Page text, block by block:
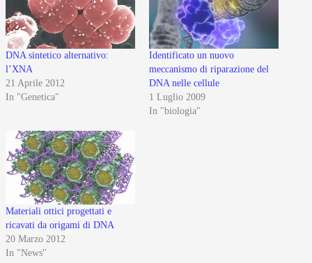
DNA sintetico alternativo:
l’XNA
21 Aprile 2012
In "Genetica"
Identificato un nuovo
meccanismo di riparazione del
DNA nelle cellule
1 Luglio 2009
In "biologia"
Materiali ottici progettati e
ricavati da origami di DNA
20 Marzo 2012
In "News"